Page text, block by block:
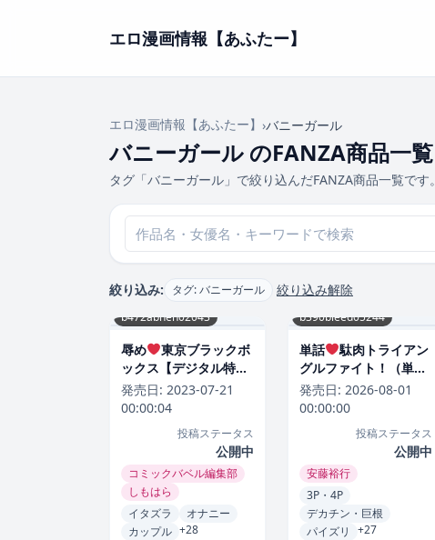
エロ漫画情報【あふたー】
エロ漫画情報【あふたー】 ›バニーガール
バニーガール のFANZA商品一覧
タグ「バニーガール」で絞り込んだFANZA商品一覧です。
絞り込み: タグ: バニーガール 絞り込み解除
b472abnen02043
辱め
東京ブラックボ
ックス【デジタル特装
版】｜しもはら-評価
4.80
発売日: 2023-07-21
00:00:04
投稿ステータス
公開中
コミックバベル編集部
しもはら
イタズラ
オナニー
カップル +28
b390bleed05244
単話
駄肉トライアン
グルファイト！（単
話）｜安藤裕行-評価
5.00
発売日: 2026-08-01
00:00:00
投稿ステータス
公開中
安藤裕行
3P・4P
デカチン・巨根
パイズリ
+27